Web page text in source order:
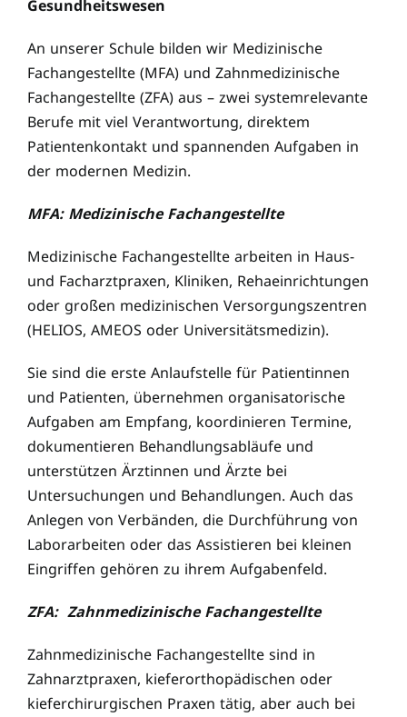
Gesundheitswesen
An unserer Schule bilden wir Medizinische
Fachangestellte (MFA) und Zahnmedizinische
Fachangestellte (ZFA) aus – zwei systemrelevante
Berufe mit viel Verantwortung, direktem
Patientenkontakt und spannenden Aufgaben in
der modernen Medizin.
MFA: Medizinische Fachangestellte
Medizinische Fachangestellte arbeiten in Haus-
und Facharztpraxen, Kliniken, Rehaeinrichtungen
oder großen medizinischen Versorgungszentren
(HELIOS, AMEOS oder Universitätsmedizin).
Sie sind die erste Anlaufstelle für Patientinnen
und Patienten, übernehmen organisatorische
Aufgaben am Empfang, koordinieren Termine,
dokumentieren Behandlungsabläufe und
unterstützen Ärztinnen und Ärzte bei
Untersuchungen und Behandlungen. Auch das
Anlegen von Verbänden, die Durchführung von
Laborarbeiten oder das Assistieren bei kleinen
Eingriffen gehören zu ihrem Aufgabenfeld.
ZFA: Zahnmedizinische Fachangestellte
Zahnmedizinische Fachangestellte sind in
Zahnarztpraxen, kieferorthopädischen oder
kieferchirurgischen Praxen tätig, aber auch bei